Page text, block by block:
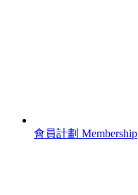
會員計劃 Membership